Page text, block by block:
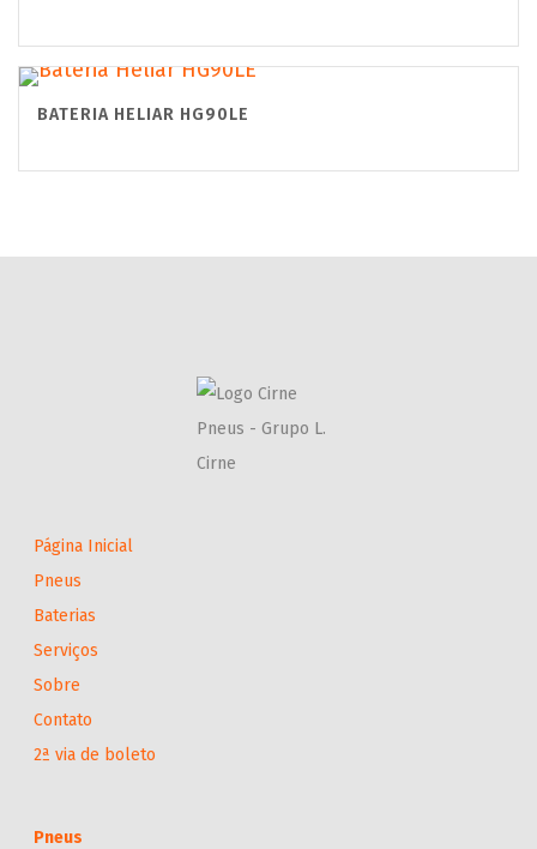
BATERIA HELIAR HG90LE
Página Inicial
Pneus
Baterias
Serviços
Sobre
Contato
2ª via de boleto
Pneus